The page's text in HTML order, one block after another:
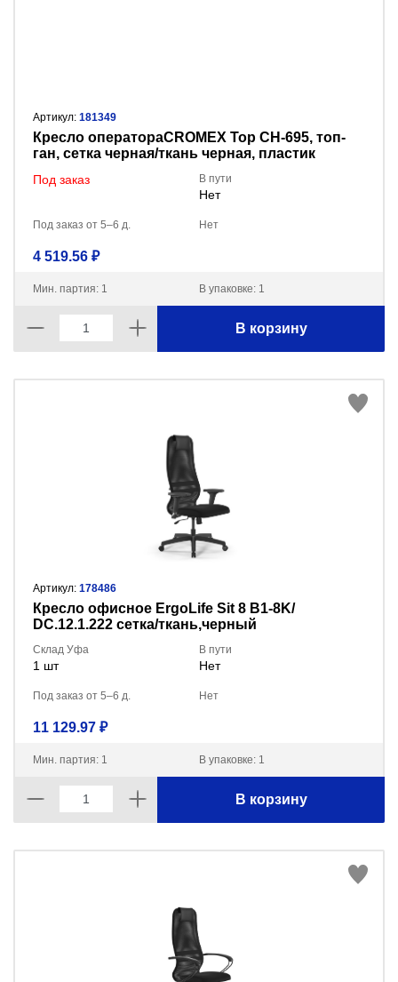
Артикул: 181349
Кресло оператораCROMEX Top CH-695, топ-
ган, сетка черная/ткань черная, пластик
Под заказ В пути
Нет
Под заказ от 5–6 д. Нет
4 519.56 ₽
Мин. партия: 1 В упаковке: 1
В корзину
Артикул: 178486
Кресло офисное ErgoLife Sit 8 B1-8K/
DC.12.1.222 сетка/ткань,черный
Склад Уфа
1 шт
В пути
Нет
Под заказ от 5–6 д. Нет
11 129.97 ₽
Мин. партия: 1 В упаковке: 1
В корзину